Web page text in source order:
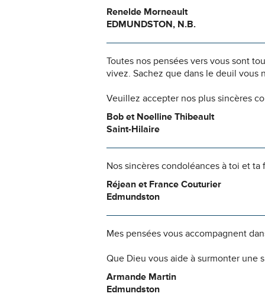
Renelde Morneault
EDMUNDSTON, N.B.
Toutes nos pensées vers vous sont
vivez. Sachez que dans le deuil vous
Veuillez accepter nos plus sincères
Bob et Noelline Thibeault
Saint-Hilaire
Nos sincères condoléances à toi et ta
Réjean et France Couturier
Edmundston
Mes pensées vous accompagnent
Que Dieu vous aide à surmonter une
Armande Martin
Edmundston